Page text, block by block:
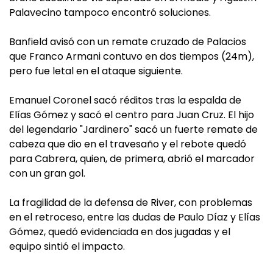
Palavecino tampoco encontró soluciones.
Banfield avisó con un remate cruzado de Palacios
que Franco Armani contuvo en dos tiempos (24m),
pero fue letal en el ataque siguiente.
Emanuel Coronel sacó réditos tras la espalda de
Elías Gómez y sacó el centro para Juan Cruz. El hijo
del legendario "Jardinero" sacó un fuerte remate de
cabeza que dio en el travesaño y el rebote quedó
para Cabrera, quien, de primera, abrió el marcador
con un gran gol.
La fragilidad de la defensa de River, con problemas
en el retroceso, entre las dudas de Paulo Díaz y Elías
Gómez, quedó evidenciada en dos jugadas y el
equipo sintió el impacto.